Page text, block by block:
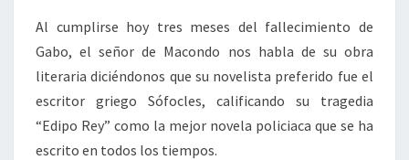
Al cumplirse hoy tres meses del fallecimiento de
Gabo, el señor de Macondo nos habla de su obra
literaria diciéndonos que su novelista preferido fue el
escritor griego Sófocles, calificando su tragedia
“Edipo Rey” como la mejor novela policiaca que se ha
escrito en todos los tiempos.